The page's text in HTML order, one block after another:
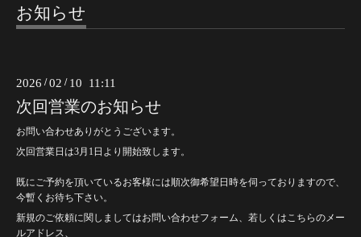
お知らせ
2026 /02 / 10 11:11
次回営業のお知らせ
お問い合わせありがとうございます。
次回営業日は3月1日より開始致します。
既にご予約を頂いているお客様には順次御希望日時を伺っておりますので、
今暫くお待ち下さい。
新規のご依頼に関しましてはお問い合わせフォーム、若しくはこちらのメー
ルアドレス、